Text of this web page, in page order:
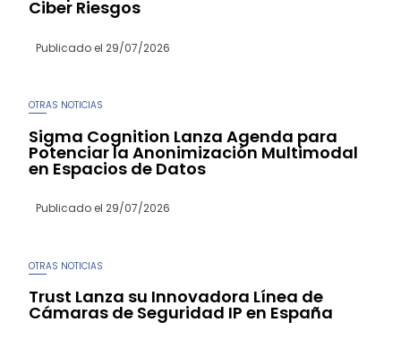
Ciber Riesgos
Publicado el 29/07/2026
OTRAS NOTICIAS
Sigma Cognition Lanza Agenda para
Potenciar la Anonimización Multimodal
en Espacios de Datos
Publicado el 29/07/2026
OTRAS NOTICIAS
Trust Lanza su Innovadora Línea de
Cámaras de Seguridad IP en España